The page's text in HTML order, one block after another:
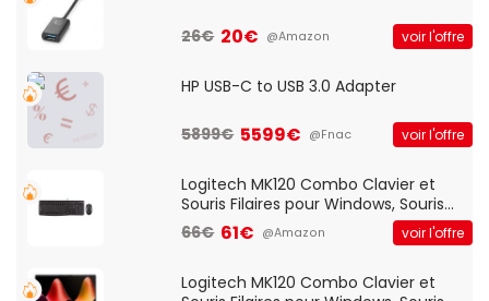
26€ 20€ @Amazon voir l'offre
HP USB-C to USB 3.0 Adapter
5899€ 5599€ @Fnac voir l'offre
Logitech MK120 Combo Clavier et
Souris Filaires pour Windows, Souris
Optique Filaire, Connexion USB Plug
And Play, Confortable, Taille
QWERTY UK - Noir
66€ 61€ @Amazon voir l'offre
Logitech MK120 Combo Clavier et